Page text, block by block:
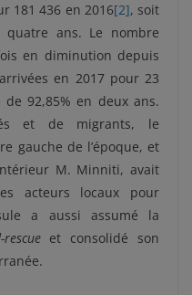
181 436 en 2016[2], soit
ans. Le nombre
en diminution depuis
en 2017 pour 23
92,85% en deux ans.
et de migrants, le
gauche de l’époque, et
M. Minniti, avait
acteurs locaux pour
a aussi assumé la
rescueet consolidé son